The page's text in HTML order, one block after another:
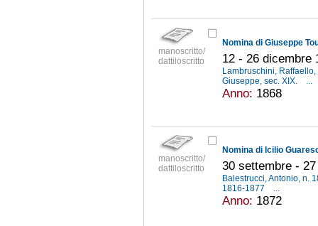
manoscritto/
dattiloscritto
12 - 26 dicembre
Lambruschini,
Giuseppe, sec. XIX.
...
Anno: 1868
manoscritto/
dattiloscritto
30 settembre -
Balestrucci, Antonio, n.
1816-1877
...
Anno: 1872